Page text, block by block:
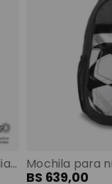
Mochila para niño champion mediano gris color: gris
BS 639,00